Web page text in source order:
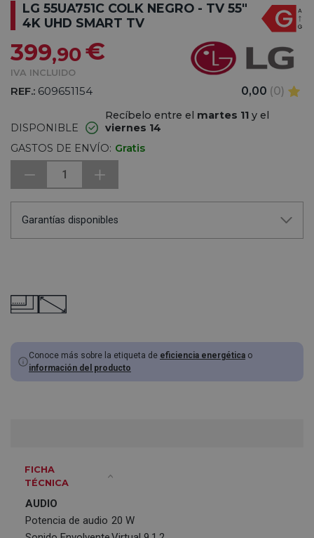
LG 55UA751C COLK NEGRO - TV 55"
4K UHD SMART TV
399,90€
IVA INCLUIDO
REF.: 609651154 0,00 (0)
DISPONIBLE
Recíbelo entre el martes 11 y el
viernes 14
GASTOS DE ENVÍO: Gratis
1
Garantías disponibles
Conoce más sobre la etiqueta de eficiencia energética o
información del producto
FICHA
TÉCNICA
AUDIO
Potencia de audio 20 W